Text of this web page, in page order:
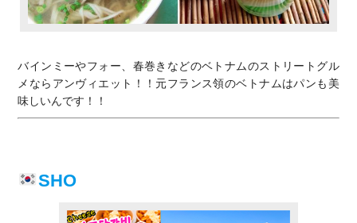
バインミーやフォー、春巻きなどのベトナムのストリートグル
メならアンヴィエット！！元フランス領のベトナムはパンも美
味しいんです！！
SHO